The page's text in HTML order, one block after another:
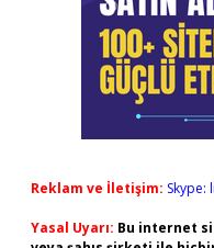
Reklam ve İletişim: Skype:
Yasal Uyarı: Bu internet